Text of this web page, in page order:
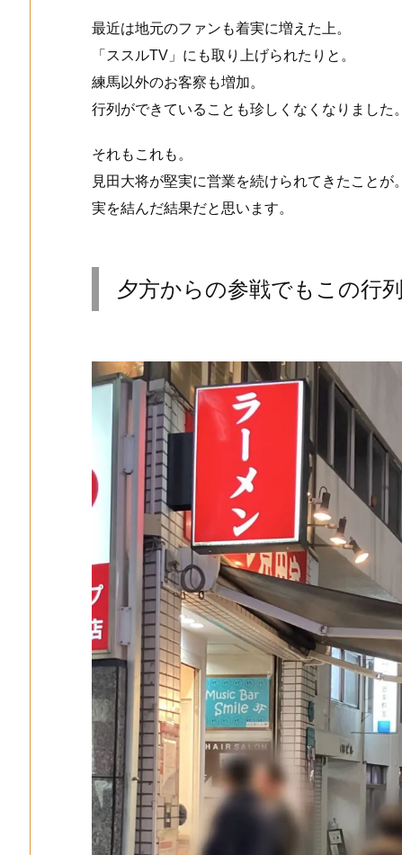
最近は地元のファンも着実に増えた上。
「ススルTV」にも取り上げられたりと。
練馬以外のお客察も増加。
行列ができていることも珍しくなくなりました。
それもこれも。
見田大将が堅実に営業を続けられてきたことが。
実を結んだ結果だと思います。
夕方からの参戦でもこの行列